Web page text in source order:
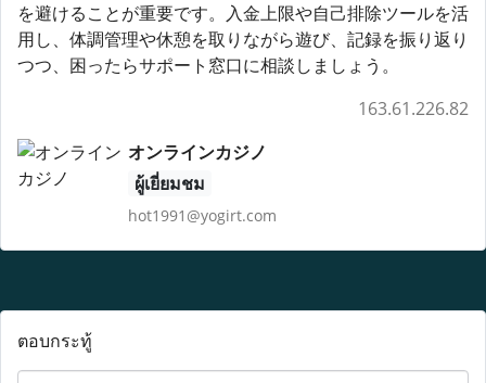
を避けることが重要です。入金上限や自己排除ツールを活
用し、体調管理や休憩を取りながら遊び、記録を振り返り
つつ、困ったらサポート窓口に相談しましょう。
163.61.226.82
オンラインカジノ
ผู้เยี่ยมชม
hot1991@yogirt.com
ตอบกระทู้